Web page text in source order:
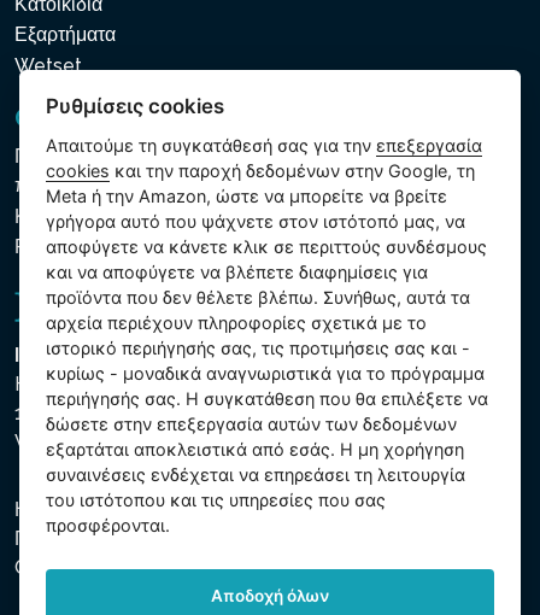
Εξαρτήματα
Wetset
GDPR και Cookies
Πολιτική προστασίας προσωπικών και λοιπών δεδομένων
που υποβάλλονται σε επεξεργασία
Κανόνες χρήσης των αρχείων cookie
Ρυθμίσεις cookies
Intex Trading, s.r.o.
Hradecká 2526/3
130 00 Praha 3
Vinohrady - Česká republika
Η εταιρεία είναι εγγεγραμμένη στο Δημοτικό Δικαστήριο της
Πράγας, μέρος C, αύξ. αριθ. 74759. ΑΜΕ 26150808, ΑΦΜ
CZ26150808.
Ρυθμίσεις cookies
Απαιτούμε τη συγκατάθεσή σας για τηνεπεξεργασία
cookies και την παροχή δεδομένων στην Google, τη
Meta ή την Amazon, ώστε να μπορείτε να βρείτε
γρήγορα αυτό που ψάχνετε στον ιστότοπό μας, να
αποφύγετε να κάνετε κλικ σε περιττούς συνδέσμους
και να αποφύγετε να βλέπετε διαφημίσεις για
προϊόντα που δεν θέλετε βλέπω. Συνήθως, αυτά τα
αρχεία περιέχουν πληροφορίες σχετικά με το
ιστορικό περιήγησής σας, τις προτιμήσεις σας και -
κυρίως - μοναδικά αναγνωριστικά για το πρόγραμμα
περιήγησής σας. Η συγκατάθεση που θα επιλέξετε να
δώσετε στην επεξεργασία αυτών των δεδομένων
εξαρτάται αποκλειστικά από εσάς. Η μη χορήγηση
συναινέσεις ενδέχεται να επηρεάσει τη λειτουργία
του ιστότοπου και τις υπηρεσίες που σας
προσφέρονται.
Αποδοχή όλων